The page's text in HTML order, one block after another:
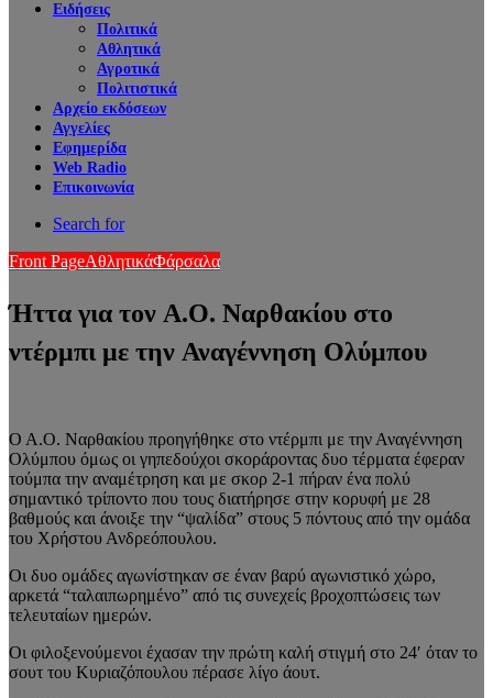
Ειδήσεις
Πολιτικά
Αθλητικά
Αγροτικά
Πολιτιστικά
Αρχείο εκδόσεων
Αγγελίες
Εφημερίδα
Web Radio
Επικοινωνία
Search for
Front PageΑθλητικάΦάρσαλα
Ήττα για τον Α.Ο. Ναρθακίου στο
ντέρμπι με την Αναγέννηση Ολύμπου
Ο Α.Ο. Ναρθακίου προηγήθηκε στο ντέρμπι με την Αναγέννηση
Ολύμπου όμως οι γηπεδούχοι σκοράροντας δυο τέρματα έφεραν
τούμπα την αναμέτρηση και με σκορ 2-1 πήραν ένα πολύ
σημαντικό τρίποντο που τους διατήρησε στην κορυφή με 28
βαθμούς και άνοιξε την “ψαλίδα” στους 5 πόντους από την ομάδα
του Χρήστου Ανδρεόπουλου.
Οι δυο ομάδες αγωνίστηκαν σε έναν βαρύ αγωνιστικό χώρο,
αρκετά “ταλαιπωρημένο” από τις συνεχείς βροχοπτώσεις των
τελευταίων ημερών.
Οι φιλοξενούμενοι έχασαν την πρώτη καλή στιγμή στο 24′ όταν το
σουτ του Κυριαζόπουλου πέρασε λίγο άουτ.